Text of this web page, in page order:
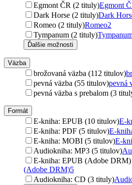
Egmont ČR (2 tituly)Egmont
Dark Horse (2 tituly)Dark
Romeo (2 tituly)Romeo2
Tympanum (2 tituly)
Ďalšie možnosti
Väzba
brožovaná väzba (112 titulov)
pevná väzba (55 titulov)pevná
pevná väzba s prebalom (3
Formát
E-kniha: EPUB (10 titulov)E-
E-kniha: PDF (5 titulov)E-
E-kniha: MOBI (5 titulov)E-
Audiokniha: MP3 (5 titulov)
E-kniha: EPUB (Adobe
(Adobe DRM)5
Audiokniha: CD (3 tituly)